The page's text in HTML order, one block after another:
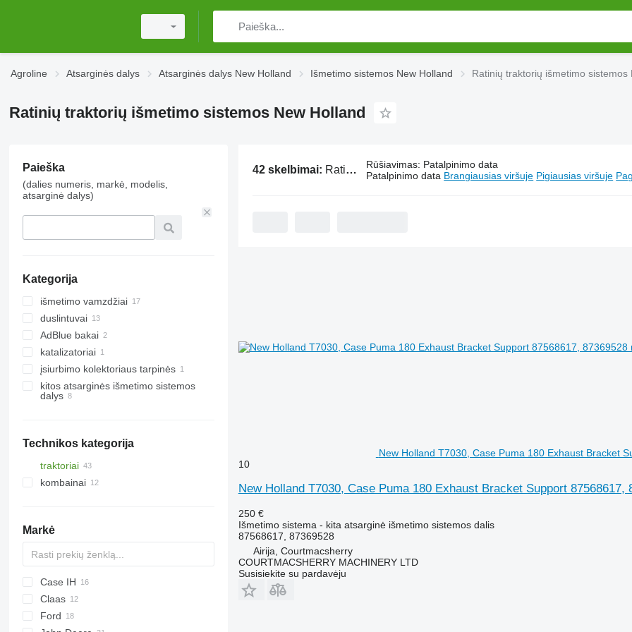
Agroline Atsarginės dalys Atsarginės dalys New Holland Išmetimo sistemos New Holland Ratinių traktorių išmetimo sistemos
Ratinių traktorių išmetimo sistemos New Holland
Paieška
(dalies numeris, markė, modelis,
atsarginė dalys)
Kategorija
išmetimo vamzdžiai
duslintuvai
AdBlue bakai
katalizatoriai
įsiurbimo kolektoriaus tarpinės
kitos atsarginės išmetimo sistemos
dalys
Technikos kategorija
traktoriai
mini traktoriai
kombainai
Markė
Case IH
5120
5140
Claas
Ares
Ford
42 skelbimai: Ratinių traktorių išmetimo sistemos New Holland Rūšiavimas: Patalpinimo data
Patalpinimo data Brangiausias viršuje Pigiausias viršuje
New Holland T7030, Case Puma 180 Exhaust Bracket
10
New Holland T7030, Case Puma 180 Exhaust Bracket Support 87568617,
250 €
Išmetimo sistema - kita atsarginė išmetimo sistemos dalis
87568617, 87369528
Airija, Courtmacsherry
COURTMACSHERRY MACHINERY LTD
Susisiekite su pardavėju